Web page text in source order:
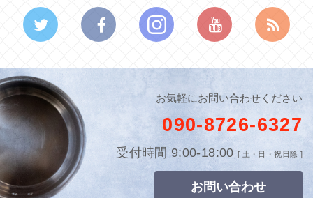
お気軽にお問い合わせください
090-8726-6327
受付時間 9:00-18:00 [ 土・日・祝日除 ]
お問い合わせ